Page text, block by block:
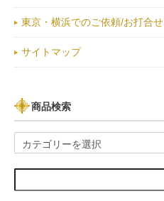
東京・横浜でのご依頼/お打合せ
サイトマップ
商品検索